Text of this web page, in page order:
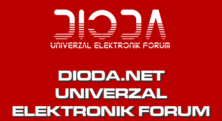
DIODA.NET
UNIVERZAL
ELEKTRONIK FORUM